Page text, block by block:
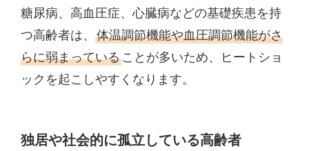
糖尿病、高血圧症、心臓病などの基礎疾患を持
つ高齢者は、 体温調節機能や血圧調節機能がさ
らに弱まっている ことが多いため、ヒートショ
ックを起こしやすくなります。
独居や社会的に孤立している高齢者